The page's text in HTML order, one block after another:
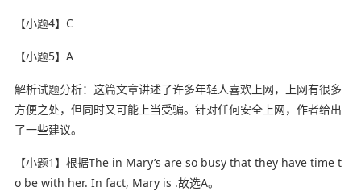
【小题4】C
【小题5】A
解析试题分析：这篇文章讲述了许多年轻人喜欢上网，上网有很多
方便之处，但同时又可能上当受骗。针对任何安全上网，作者给出
了一些建议。
【小题1】根据The in Mary’s are so busy that they have time t
o be with her. In fact, Mary is .故选A。